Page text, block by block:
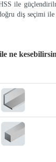
ile
diş seçimi
ile ne